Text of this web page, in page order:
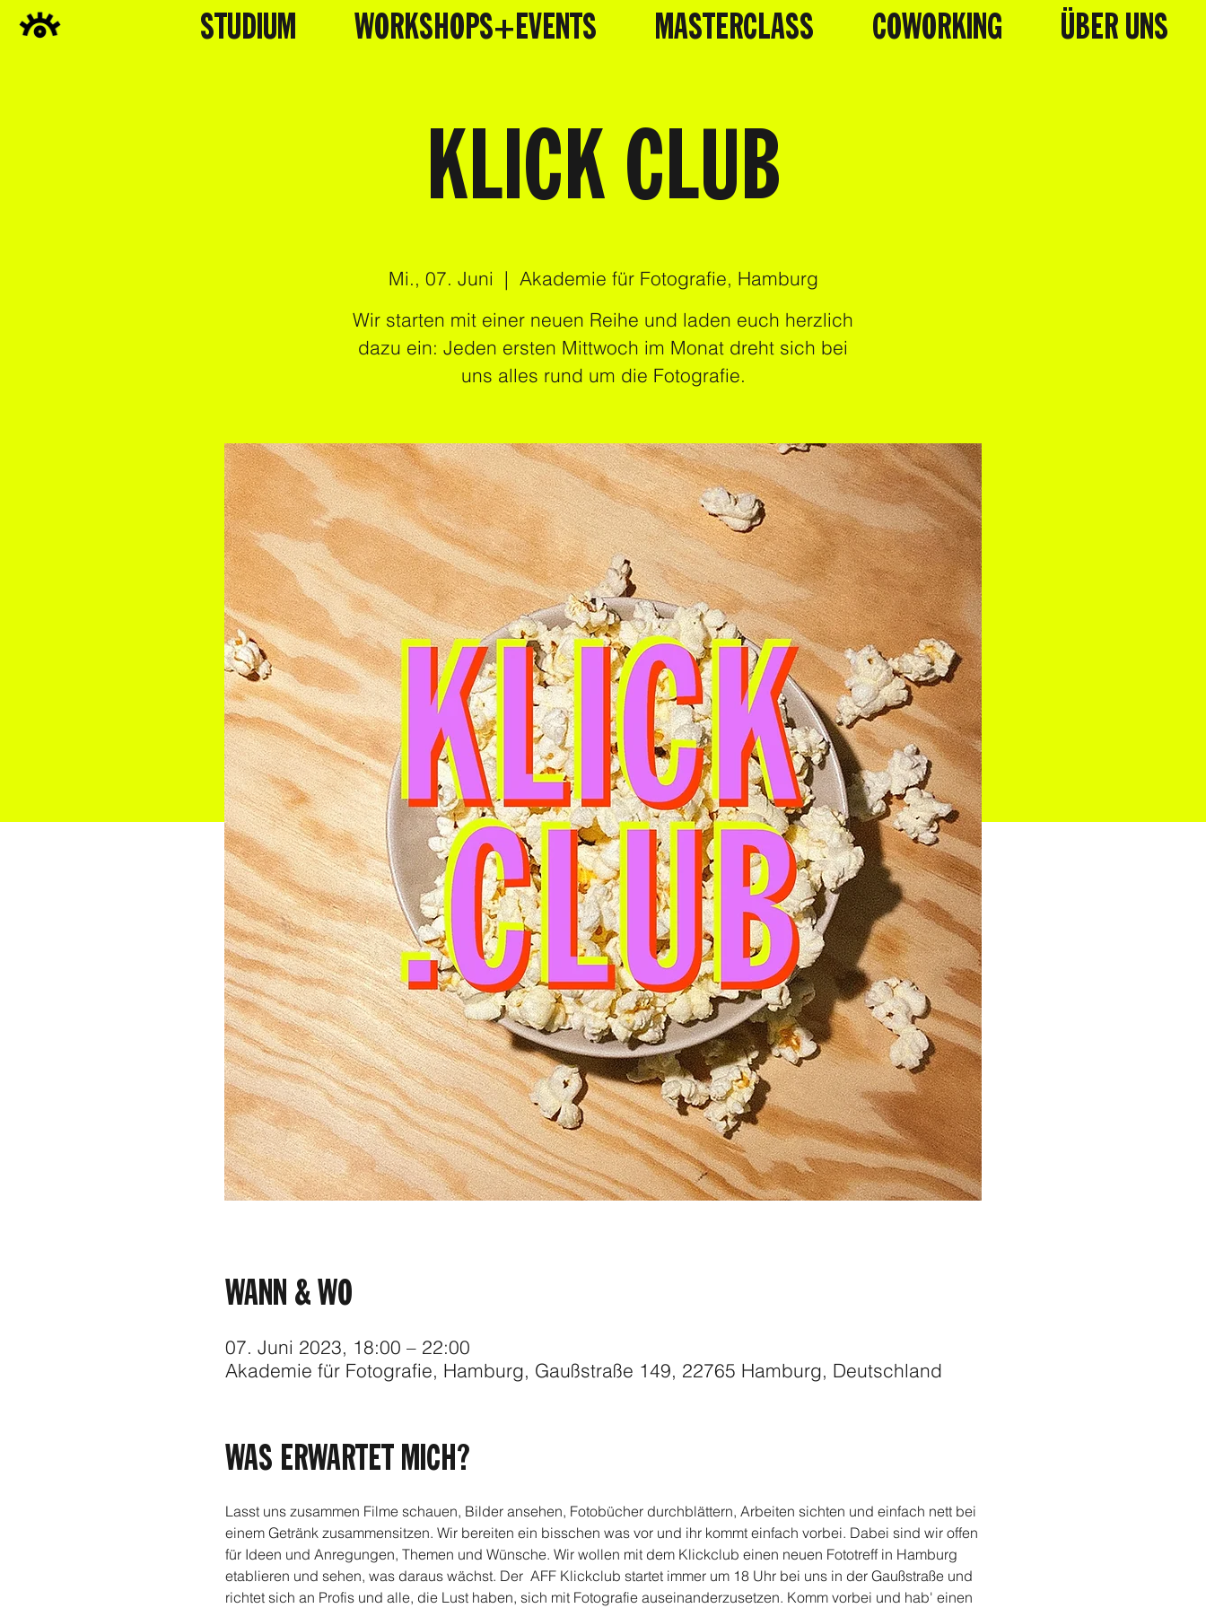
STUDIUM WORKSHOPS+EVENTS MASTERCLASS COWORKING ÜBER UNS
KLICK CLUB
Mi., 07. Juni
  |
Akademie für Fotografie, Hamburg
Wir starten mit einer neuen Reihe und laden euch herzlich
dazu ein: Jeden ersten Mittwoch im Monat dreht sich bei
uns alles rund um die Fotografie.
WANN & WO
07. Juni 2023, 18:00 – 22:00
Akademie für Fotografie, Hamburg, Gaußstraße 149, 22765 Hamburg, Deutschland
WAS ERWARTET MICH?
Lasst uns zusammen Filme schauen, Bilder ansehen, Fotobücher durchblättern, Arbeiten sichten und einfach nett bei
einem Getränk zusammensitzen. Wir bereiten ein bisschen was vor und ihr kommt einfach vorbei. Dabei sind wir offen
für Ideen und Anregungen, Themen und Wünsche. Wir wollen mit dem Klickclub einen neuen Fototreff in Hamburg
etablieren und sehen, was daraus wächst. Der  AFF Klickclub startet immer um 18 Uhr bei uns in der Gaußstraße und
richtet sich an Profis und alle, die Lust haben, sich mit Fotografie auseinanderzusetzen. Komm vorbei und hab' einen